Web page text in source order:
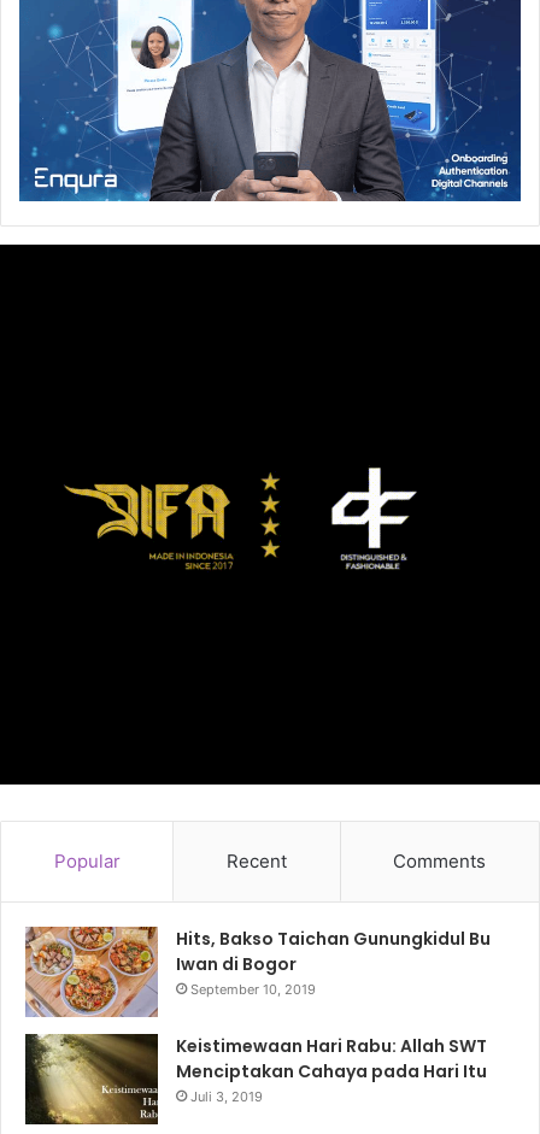
Popular Recent Comments
Hits, Bakso Taichan Gunungkidul Bu
Iwan di Bogor
September 10, 2019
Keistimewaan Hari Rabu: Allah SWT
Menciptakan Cahaya pada Hari Itu
Juli 3, 2019